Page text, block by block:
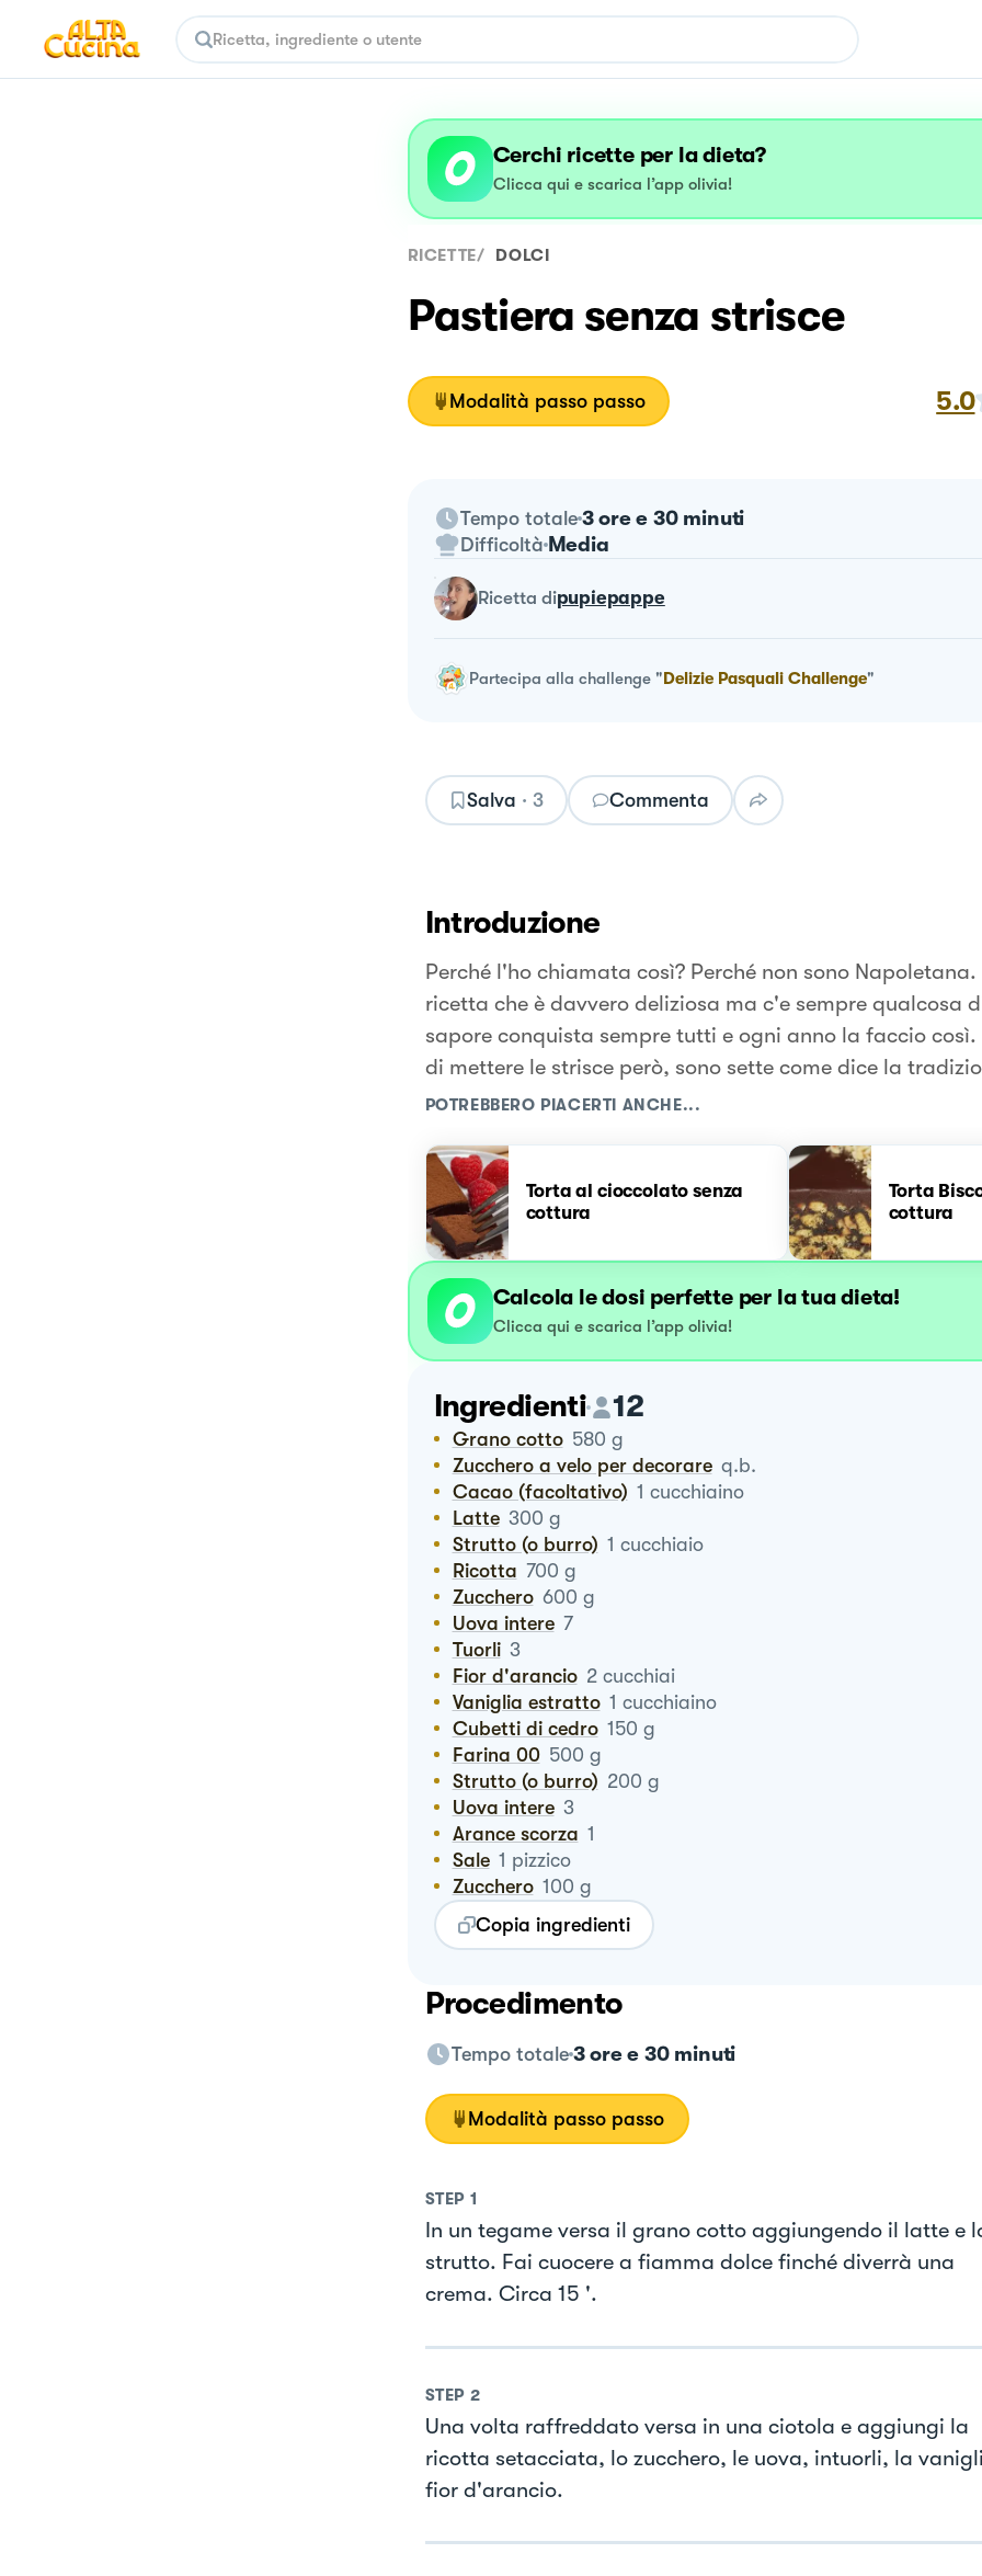
Cerchi ricette per la dieta?
Clicca qui e scarica l’app olivia!
RICETTE/ DOLCI
Pastiera senza strisce
Modalità passo passo 5.0
Tempo totale 3 ore e 30 minuti
Difficoltà Media
ricetta dipupiepappe
Partecipa alla challenge"Delizie Pasquali Challenge"
Salva · 3 Commenta
Introduzione
Perché l'ho chiamata così? Perché non sono Napoletana.
ricetta che è davvero deliziosa ma c'e sempre qualcosa
sapore conquista sempre tutti e ogni anno la faccio così.
di mettere le strisce però, sono sette come dice la
POTREBBERO PIACERTI ANCHE...
Torta al cioccolato senza
cottura
Torta
cottura
Calcola le dosi perfette per la tua dieta!
Clicca qui e scarica l’app olivia!
Ingredienti 12
Grano cotto 580 g
Zucchero a velo per decorare q.b.
Cacao (facoltativo) 1 cucchiaino
Latte 300 g
Strutto (o burro) 1 cucchiaio
Ricotta 700 g
Zucchero 600 g
Uova intere 7
Tuorli 3
Fior d'arancio 2 cucchiai
Vaniglia estratto 1 cucchiaino
Cubetti di cedro 150 g
Farina 00 500 g
Strutto (o burro) 200 g
Uova intere 3
Arance scorza 1
Sale 1 pizzico
Zucchero 100 g
Copia ingredienti
Procedimento
Tempo totale 3 ore e 30 minuti
Modalità passo passo
STEP 1
In un tegame versa il grano cotto aggiungendo il latte e
strutto. Fai cuocere a fiamma dolce finché diverrà una
crema. Circa 15 '.
STEP 2
Una volta raffreddato versa in una ciotola e aggiungi la
ricotta setacciata, lo zucchero, le uova, intuorli, la
fior d'arancio.